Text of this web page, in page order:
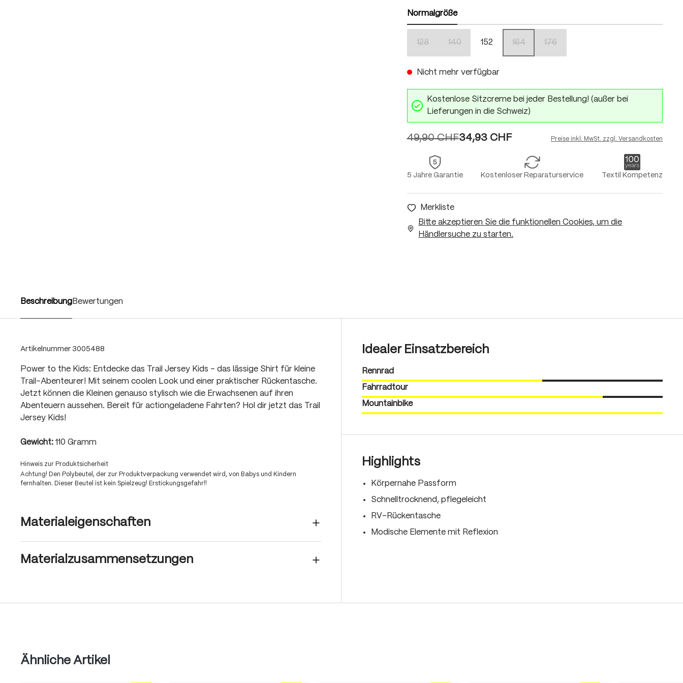
Normalgröße
128 140 152 164 176
Nicht mehr verfügbar
Kostenlose Sitzcreme bei jeder Bestellung! (außer bei
Lieferungen in die Schweiz)
34,93 CHF
49,90 CHF Preise inkl. MwSt. zzgl. Versandkosten
5 Jahre Garantie Kostenloser Reparaturservice Textil Kompetenz
Merkliste
Bitte akzeptieren Sie die funktionellen Cookies, um die
Händlersuche zu starten.
Beschreibung Bewertungen
Artikelnummer 3005488
Power to the Kids: Entdecke das Trail Jersey Kids – das lässige Shirt für kleine
Trail-Abenteurer! Mit seinem coolen Look und einer praktischer Rückentasche.
Jetzt können die Kleinen genauso stylisch wie die Erwachsenen auf ihren
Abenteuern aussehen. Bereit für actiongeladene Fahrten? Hol dir jetzt das Trail
Jersey Kids!
Gewicht: 110 Gramm
Hinweis zur Produktsicherheit
Achtung! Den Polybeutel, der zur Produktverpackung verwendet wird, von Babys und Kindern
fernhalten. Dieser Beutel ist kein Spielzeug! Erstickungsgefahr!!
Materialeigenschaften
Materialzusammensetzungen
Idealer Einsatzbereich
Rennrad
Fahrradtour
Mountainbike
Highlights
Körpernahe Passform
Schnelltrocknend, pflegeleicht
RV-Rückentasche
Modische Elemente mit Reflexion
Produktgalerie überspringen
Ähnliche Artikel